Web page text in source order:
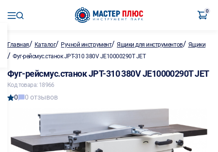
0
Главная/ Каталог/ Ручной инструмент/Ящики для инструментов/ Ящики
/ Фуг-рейсмус.станок JPT-310 380V JE10000290T JET
Фуг-рейсмус.станок JPT-310 380V JE10000290T JET
Код товара: 18966
0 0 отзывов